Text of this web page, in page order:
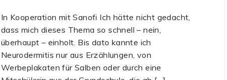
In Kooperation mit Sanofi Ich hätte nicht gedacht,
dass mich dieses Thema so schnell – nein,
überhaupt – einholt. Bis dato kannte ich
Neurodermitis nur aus Erzählungen, von
Werbeplakaten für Salben oder durch eine